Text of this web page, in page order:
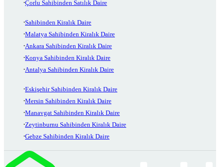
Çorlu Sahibinden Satılık Daire
Sahibinden Kiralık Daire
Malatya Sahibinden Kiralık Daire
Ankara Sahibinden Kiralık Daire
Konya Sahibinden Kiralık Daire
Antalya Sahibinden Kiralık Daire
Eskişehir Sahibinden Kiralık Daire
Mersin Sahibinden Kiralık Daire
Manavgat Sahibinden Kiralık Daire
Zeytinburnu Sahibinden Kiralık Daire
Gebze Sahibinden Kiralık Daire